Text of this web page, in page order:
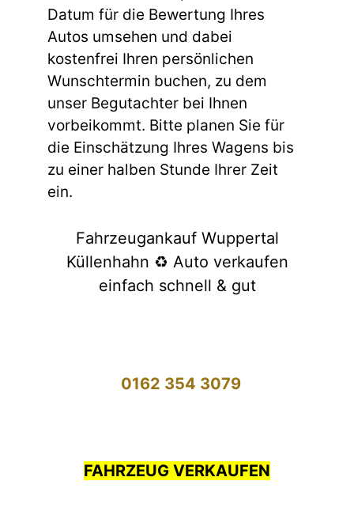
Datum für die Bewertung Ihres
Autos umsehen und dabei
kostenfrei Ihren persönlichen
Wunschtermin buchen, zu dem
unser Begutachter bei Ihnen
vorbeikommt. Bitte planen Sie für
die Einschätzung Ihres Wagens bis
zu einer halben Stunde Ihrer Zeit
ein.
Fahrzeugankauf Wuppertal
Küllenhahn ♻️ Auto verkaufen
einfach schnell & gut
0162 354 3079
FAHRZEUG VERKAUFEN